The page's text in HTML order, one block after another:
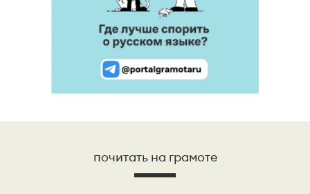
почитать на грамоте